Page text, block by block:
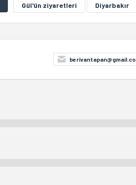
Gül'ün ziyaretleri Diyarbakır